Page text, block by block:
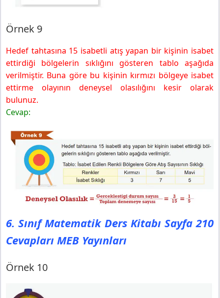
Örnek 9
Hedef tahtasına 15 isabetli atış yapan bir kişinin isabet
ettirdiği bölgelerin sıklığını gösteren tablo aşağıda
verilmiştir. Buna göre bu kişinin kırmızı bölgeye isabet
ettirme olayının deneysel olasılığını kesir olarak
bulunuz.
Cevap:
6. Sınıf Matematik Ders Kitabı Sayfa 210
Cevapları MEB Yayınları
Örnek 10